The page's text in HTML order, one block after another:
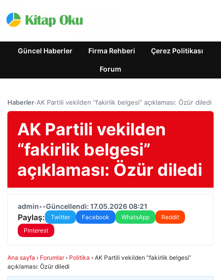
Güncel Haberler Firma Rehberi Çerez Politikası
Forum
Haberler›AK Partili vekilden “fakirlik belgesi” açıklaması: Özür diledi
AK Partili vekilden
“fakirlik belgesi”
açıklaması: Özür diledi
admin••Güncellendi: 17.05.2026 08:21
Paylaş: Twitter Facebook WhatsApp
Reddit
Pinterest
Ana sayfa › Forumlar › Politika › AK Partili vekilden “fakirlik belgesi”
açıklaması: Özür diledi